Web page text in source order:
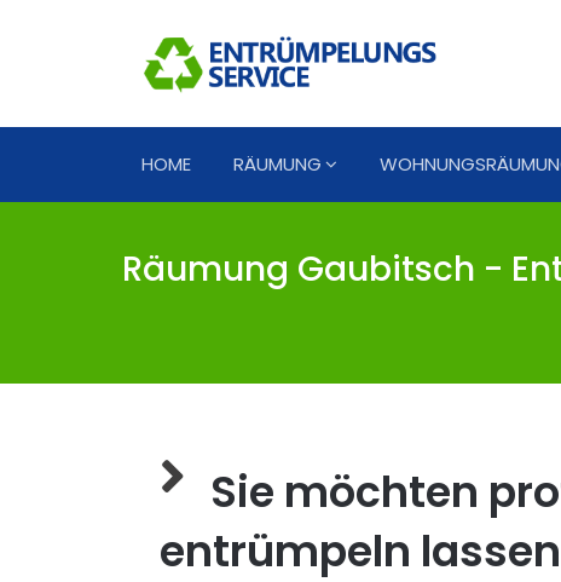
HOME RÄUMUNG
Räumung Gaubitsch -
Sie möchten
entrümpeln